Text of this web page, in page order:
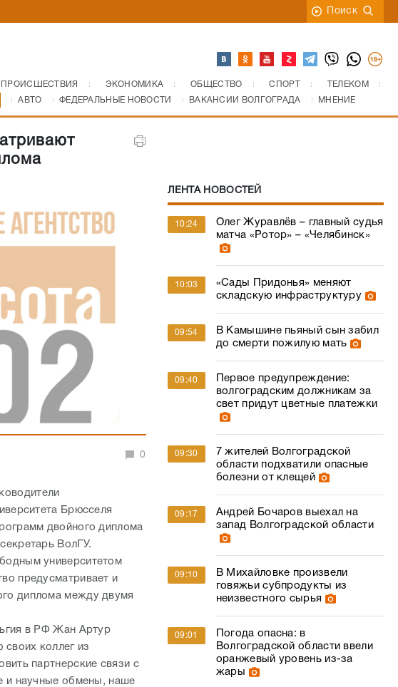
Поиск
ПРОИСШЕСТВИЯ ЭКОНОМИКА ОБЩЕСТВО СПОРТ
ТЕЛЕКОМ
АВТО ФЕДЕРАЛЬНЫЕ НОВОСТИ ВАКАНСИИ ВОЛГОГРАДА МНЕНИЕ
0
Брюсселя
двойного диплома
ВолГУ.
университетом
предусматривает и
диплома между двумя
в РФ Жан Артур
коллег из
партнерские связи с
и научные обмены, наше
ЛЕНТА НОВОСТЕЙ
10:24
Олег Журавлёв – главный судья
матча «Ротор» – «Челябинск»
10:03
«Сады Придонья» меняют
складскую инфраструктуру
09:54
В Камышине пьяный сын забил
до смерти пожилую мать
09:40
Первое предупреждение:
волгоградским должникам за
свет придут цветные платежки
09:30
7 жителей Волгоградской
области подхватили опасные
болезни от клещей
09:17
Андрей Бочаров выехал на
запад Волгоградской области
09:10
В Михайловке произвели
говяжьи субпродукты из
неизвестного сырья
09:01
Погода опасна: в
Волгоградской области ввели
оранжевый уровень из-за
жары